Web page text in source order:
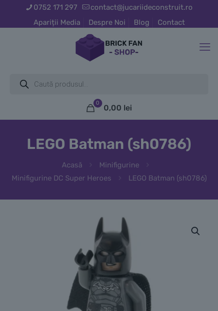
0752 171 297
contact@jucariideconstruit.ro
Apariții Media
Despre Noi Blog Contact
search
0
0,00 lei
LEGO Batman (sh0786)
Acasă
Minifigurine
Minifigurine DC Super Heroes
LEGO Batman (sh0786)